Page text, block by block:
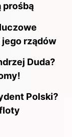
prośbą
rządów
Duda?
Polski?